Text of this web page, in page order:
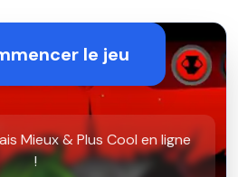
le jeu
Mieux & Plus Cool en ligne
!